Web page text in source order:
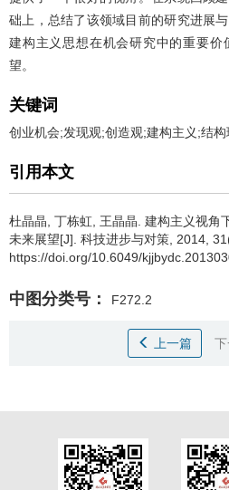
础上，总结了该领域目前的研究进展
建构主义思想在机会研究中的重要价
望。
关键词
创业机会;发现观;创造观;建构主义;结
引用本文
杜晶晶 丁栋虹 王晶晶 建构主义视角
未来展望[J]. 科技进步与对策, 2014,
https://doi.org/10.6049/
中图分类号： F272.2
上一篇